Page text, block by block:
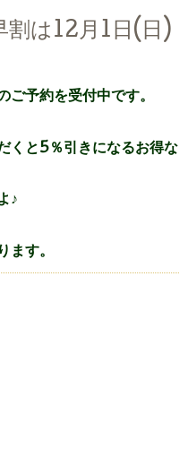
割は12月1日(日)
ご予約を受付中です。
くと5％引きになるお得な
♪
ます。